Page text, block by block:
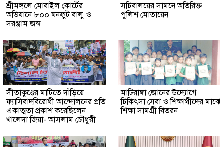
শ্রীমঙ্গলে মোবাইল কোর্টের
অভিযানে ৮০০ ঘনফুট বালু ও
সরঞ্জাম জব্দ
সচিবালয়ের সামনে অতিরিক্ত
পুলিশ মোতায়েন
সীতাকুণ্ডের মাটিতে দাঁড়িয়ে
ফ্যাসিবাদবিরোধী আন্দোলনের প্রতি
একাত্মতা প্রকাশ করেছিলেন
খালেদা জিয়া- আসলাম চৌধুরী
মাটিরাঙ্গা জোনের উদ্যোগে
চিকিৎসা সেবা ও শিক্ষার্থীদের মাঝে
শিক্ষা সামগ্রী বিতরন